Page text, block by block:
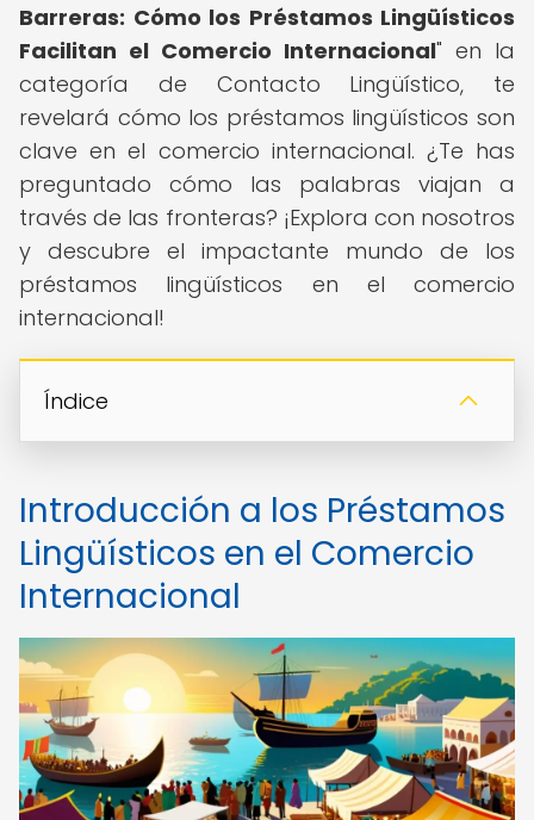
Barreras: Cómo los Préstamos Lingüísticos
Facilitan el Comercio Internacional" en la
categoría de Contacto Lingüístico, te
revelará cómo los préstamos lingüísticos son
clave en el comercio internacional. ¿Te has
preguntado cómo las palabras viajan a
través de las fronteras? ¡Explora con nosotros
y descubre el impactante mundo de los
préstamos lingüísticos en el comercio
internacional!
Índice
Introducción a los Préstamos
Lingüísticos en el Comercio
Internacional